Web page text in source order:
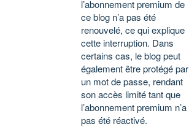
l’abonnement premium de
ce blog n’a pas été
renouvelé, ce qui explique
cette interruption. Dans
certains cas, le blog peut
également être protégé par
un mot de passe, rendant
son accès limité tant que
l’abonnement premium n’a
pas été réactivé.